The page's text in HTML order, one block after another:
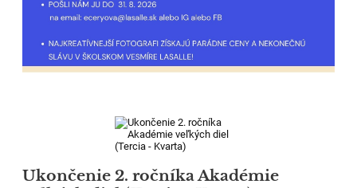
Ukončenie 2. ročníka Akadémie